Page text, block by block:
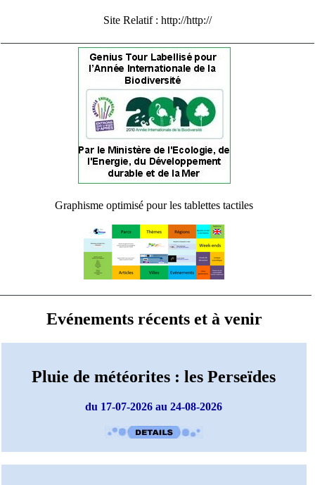
Site Relatif : http://http://
Graphisme optimisé pour les tablettes tactiles
Evénements récents et à venir
Pluie de météorites : les Perseïdes
du 17-07-2026 au 24-08-2026